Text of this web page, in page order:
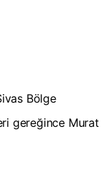
Bölge
gereğince Murat